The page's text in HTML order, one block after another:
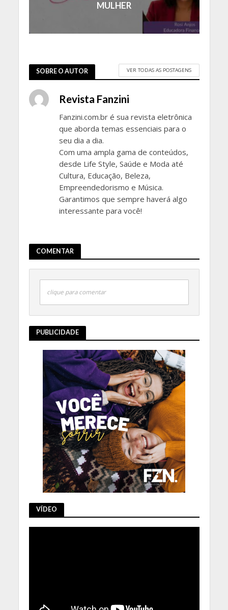
MULHER
SOBRE O AUTOR VER TODAS AS POSTAGENS
Revista Fanzini
Fanzini.com.br é sua revista eletrônica
que aborda temas essenciais para o
seu dia a dia.
Com uma ampla gama de conteúdos,
desde Life Style, Saúde e Moda até
Cultura, Educação, Beleza,
Empreendedorismo e Música.
Garantimos que sempre haverá algo
interessante para você!
COMENTAR
clique para comentar
PUBLICIDADE
VÍDEO